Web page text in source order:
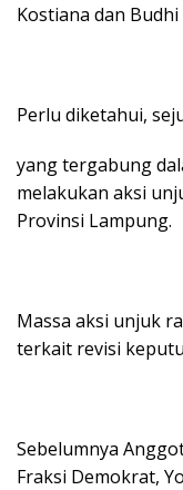
Kostiana dan
Perlu diketahui,
yang tergabung
melakukan aksi
Provinsi Lampung.
Massa aksi unjuk
terkait revisi
Sebelumnya
Fraksi Demokrat,